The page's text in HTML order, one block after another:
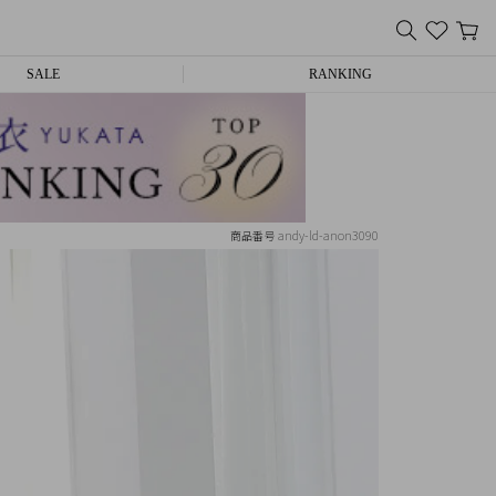
SALE RANKING
商品番号 andy-ld-anon3090